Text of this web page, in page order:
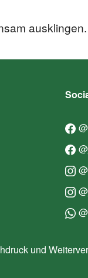
ausklingen.
und